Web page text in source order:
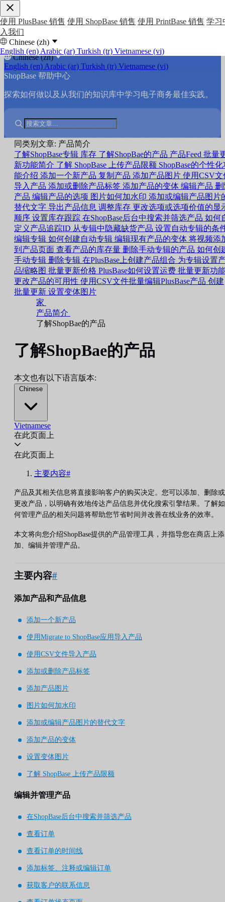
使用 PlusBase 销售 使用 ShopBase 销售 使用 PrintBase 销售 学习
入我们
Chinese (zh)
English (en) Arabic (ar) Turkish (tr) Vietnamese (vi)
Chinese (zh)
English (en) Arabic (ar) Turkish (tr) Vietnamese (vi)
ShopBase 帮助中心
探索如何做以及从我们的知识库中学习电子商务最佳实践。
同类别文章: 产品简介
了解ShopBase专辑 库存 了解ShopBae的产品 产品Feed 批量
新功能简介 了解 ShopBase 上传产品限额 ShopBase的个性化
能介绍 添加一个新产品 复制产品 添加产品图片 使用CSV文
导入产品 添加或删除产品标签 添加产品的变体 编辑产品 删
产品 编辑产品的选项 图片如何加水印 添加或编辑产品图片
替代文字 导出产品信息 调整库存 更改选项或选项价值的显
顺序 设置库存跟踪 在ShopBase后台中搜索并筛选产品 如何
定义产品追踪ID 从专辑中隐藏缺货产品 设置自动专辑的条
编辑专辑 如何创建自动专辑 编辑现有产品的变体 将视频添
到产品页面 查看产品的库存量 删除手动专辑的产品 如何创
手动专辑 删除专辑 在PlusBase上创建产品组合 为专辑设置
品缩略图 批量更新价格 PlusBase如何设置运费 批量更新功
更改产品的可用性 使用CSV文件批量编辑PlusBase产品 创建
批量更新 设置变体图片
家
产品简介
了解ShopBae的产品
了解ShopBae的产品
本文也有以下语言版本:
Chinese
Vietnamese
在此页面上
在此页面上
主要内容#
产品及其相关信息将直接影响客户的购买决定。您可以添加、删除或
更改产品，以明确有效地传达产品信息并优化搜索引擎结果。了解如
何管理产品的相关问题将帮助您节省时间并改善在线业务的效率。
本文将向您介绍ShopBase提供的产品管理工具，并指导您在商店上添
加、编辑并管理产品。
主要内容#
添加产品和产品信息
添加一个新产品
使用Migrate to ShopBase应用导入产品
使用CSV文件导入产品
添加或删除产品标签
添加产品图片
图片如何加水印
添加或编辑产品图片的替代文字
添加产品的变体
设置变体图片
了解 ShopBase 上传产品限额
编辑并管理产品
在ShopBase后台中搜索并筛选产品
查看订单
查看订单的时间线
添加标签、注释或编辑订单
获取客户的联系信息